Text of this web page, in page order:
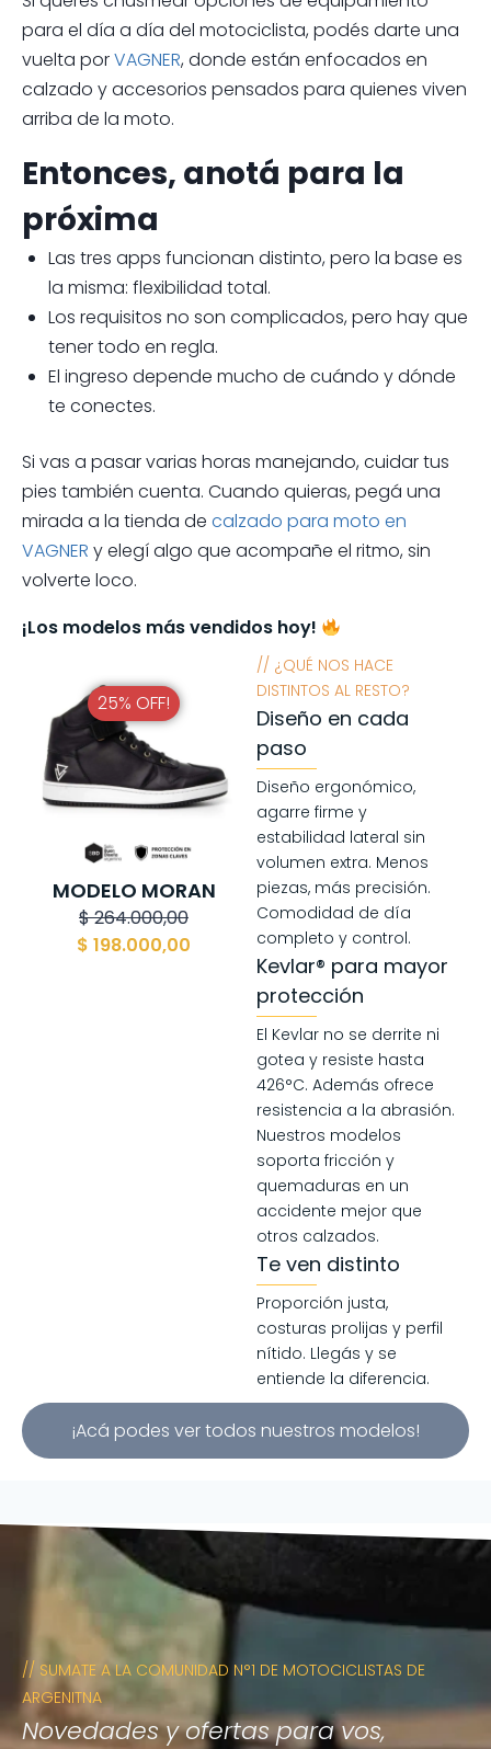
para el día a día del motociclista, podés darte una
vuelta porVAGNER, donde están enfocados en
calzado y accesorios pensados para quienes viven
arriba de la moto.
Entonces, anotá para la
próxima
Las tres apps funcionan distinto, pero la base es
la misma: flexibilidad total.
Los requisitos no son complicados, pero hay que
tener todo en regla.
El ingreso depende mucho de cuándo y dónde
te conectes.
Si vas a pasar varias horas manejando, cuidar tus
pies también cuenta. Cuando quieras, pegá una
mirada a la tienda de calzado para moto en
VAGNER y elegí algo que acompañe el ritmo, sin
volverte loco.
¡Los modelos más vendidos hoy!
25% OFF!
MODELO MORAN
$264.000,00
$ 198.000,00
// ¿QUÉ NOS HACE
DISTINTOS AL RESTO?
Diseño en cada
paso
Diseño ergonómico,
agarre firme y
estabilidad lateral sin
volumen extra. Menos
piezas, más precisión.
Comodidad de día
completo y control.
Kevlar® para mayor
protección
El Kevlar no se derrite ni
gotea y resiste hasta
426°C. Además ofrece
resistencia a la abrasión.
Nuestros modelos
soporta fricción y
quemaduras en un
accidente mejor que
otros calzados.
Te ven distinto
Proporción justa,
costuras prolijas y perfil
nítido. Llegás y se
entiende la diferencia.
¡Acá podes ver todos nuestros modelos!
// SUMATE A LA COMUNIDAD N°1 DE MOTOCICLISTAS DE
ARGENITNA
Novedades y ofertas para vos,